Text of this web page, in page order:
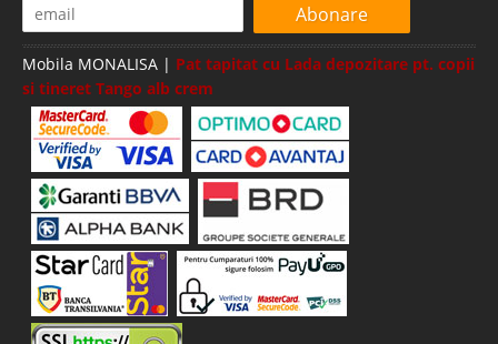
Abonare
Mobila MONALISA | Pat tapitat cu Lada depozitare pt. copii
si tineret Tango alb crem